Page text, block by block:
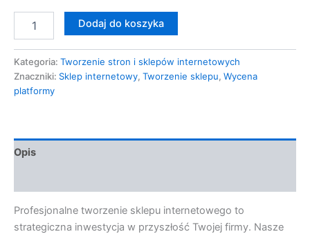
Dodaj do koszyka
Kategoria: Tworzenie stron i sklepów internetowych
Znaczniki: Sklep internetowy, Tworzenie sklepu, Wycena
platformy
Opis
Profesjonalne tworzenie sklepu internetowego to
strategiczna inwestycja w przyszłość Twojej firmy. Nasze